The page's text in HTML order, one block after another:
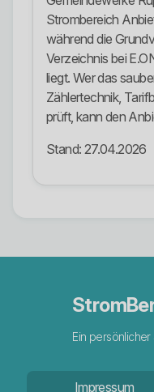
Strombereich
während die
Verzeichnis bei
liegt. Wer das
Zählertechnik,
prüft, kann den
Stand: 27.04.2026
Ein
Impressum